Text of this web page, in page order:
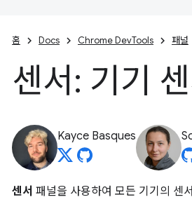
홈 Docs Chrome DevTools 패널
센서: 기기
Kayce Basques
센서 패널을 사용하여 모든 기기의 센